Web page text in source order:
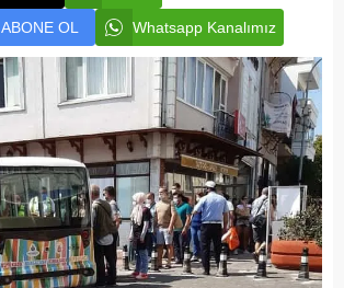
ABONE OL Whatsapp Kanalımız